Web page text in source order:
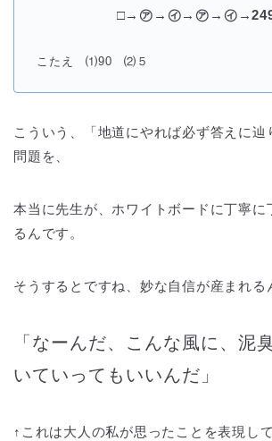
□→㋐→㋑→㋐→㋑
こたえ ⑴90 ⑵５
こういう、「地道にやれば必ず答えに辿
問題を、
本当に先生が、ホワイトボードに丁寧に
るんです。
そうするとですね、妙な自信が産まれる
「なーんだ、こんな風に、泥
いていってもいいんだ」
↑これは大人の私が思ったことを表現し